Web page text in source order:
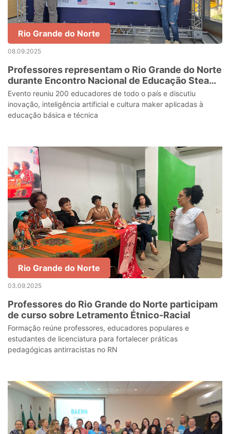
Rio Grande do Norte
08.09.2025
Professores representam o Rio Grande do Norte
durante Encontro Nacional de Educação Steam
2025
Evento reuniu 200 educadores de todo o país e discutiu
inovação, inteligência artificial e cultura maker aplicadas à
educação básica e técnica
Rio Grande do Norte
03.09.2025
Professores do Rio Grande do Norte participam
de curso sobre Letramento Étnico-Racial
Formação reúne professores, educadores populares e
estudantes de licenciatura para fortalecer práticas
pedagógicas antirracistas no RN